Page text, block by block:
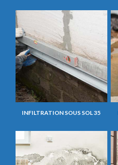
INFILTRATION SOUS SOL 35